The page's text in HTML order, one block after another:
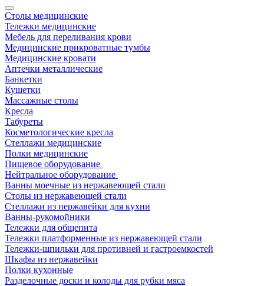
Столы медицинские
Тележки медицинские
Мебель для переливания крови
Медицинские прикроватные тумбы
Медицинские кровати
Аптечки металлические
Банкетки
Кушетки
Массажные столы
Кресла
Табуреты
Косметологические кресла
Стеллажи медицинские
Полки медицинские
Пищевое оборудование
Нейтральное оборудование
Ванны моечные из нержавеющей стали
Столы из нержавеющей стали
Стеллажи из нержавейки для кухни
Ванны-рукомойники
Тележки для общепита
Тележки платформенные из нержавеющей стали
Тележки-шпильки для противней и гастроемкостей
Шкафы из нержавейки
Полки кухонные
Разделочные доски и колоды для рубки мяса